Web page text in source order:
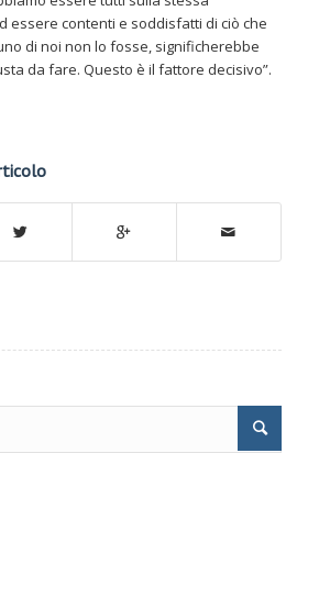
essere contenti e soddisfatti di ciò che
di noi non lo fosse, significherebbe
da fare. Questo è il fattore decisivo”.